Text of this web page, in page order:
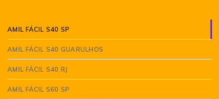
AMIL FÁCIL S40 SP
AMIL FÁCIL S40 GUARULHOS
AMIL FÁCIL S40 RJ
AMIL FÁCIL S60 SP